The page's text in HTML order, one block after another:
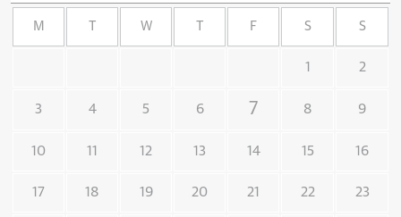
M W F S S
1 2
3 4 5 6 7 8 9
10 11 12 13 14 15 16
17 18 19 20 21 22 23